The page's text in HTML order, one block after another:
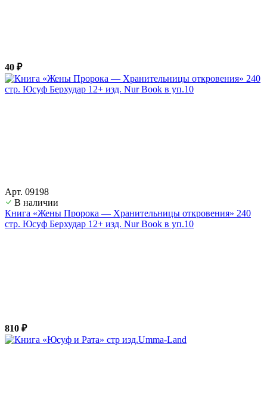
40 ₽
Арт. 09198
В наличии
Книга «Жены Пророка — Хранительницы откровения» 240
стр. Юсуф Берхудар 12+ изд. Nur Book в уп.10
810 ₽